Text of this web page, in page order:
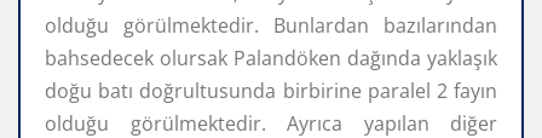
olduğu görülmektedir. Bunlardan bazılarından
bahsedecek olursak Palandöken dağında yaklaşık
doğu batı doğrultusunda birbirine paralel 2 fayın
olduğu görülmektedir. Ayrıca yapılan diğer